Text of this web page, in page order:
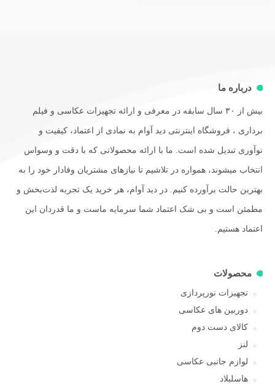
درباره ما
بیش از ۳۰ سال سابقه در معرفی و ارائه تجهیزات عکاسی و فیلم
برداری ، فروشگاه اینترنتی دید آوام به نمادی از اعتماد، کیفیت و
نوآوری تبدیل شده است. ما با ارائه محصولاتی که با دقت و وسواس
انتخاب میشوند، همواره در تلاشیم تا نیازهای مشتریان وفادار خود را به
بهترین حالت برآورده کنیم. در دید آوام، هر خرید یک تجربه لذت‌بخش و
مطمئن است و بی شک اعتماد شما سرمایه ماست و ما قدردان این
اعتماد هستیم.
محصولات
تجهیزات نورپردازی
دوربین های عکاسی
کالای دست دوم
لنز
لوازم جانبی عکاسی
هاسلبلاد